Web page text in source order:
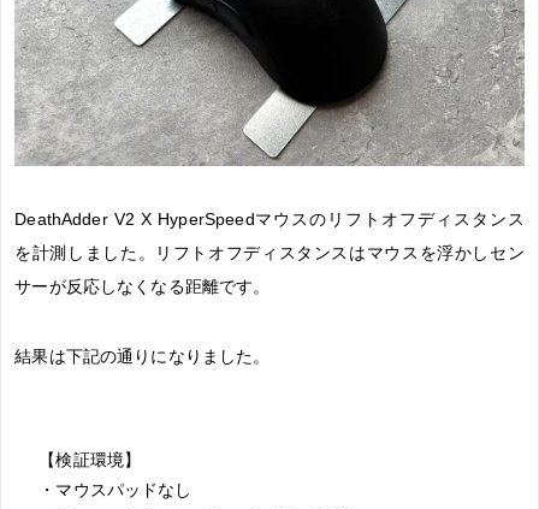
DeathAdder V2 X HyperSpeedマウスのリフトオフディスタンス
を計測しました。リフトオフディスタンスはマウスを浮かしセン
サーが反応しなくなる距離です。
結果は下記の通りになりました。
【検証環境】
・マウスパッドなし